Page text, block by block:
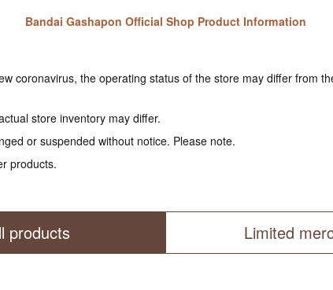
Bandai Gashapon Official Shop Product Information
coronavirus, the operating status of the store may differ from
store inventory may differ.
or suspended without notice. Please note.
products.
products Limited